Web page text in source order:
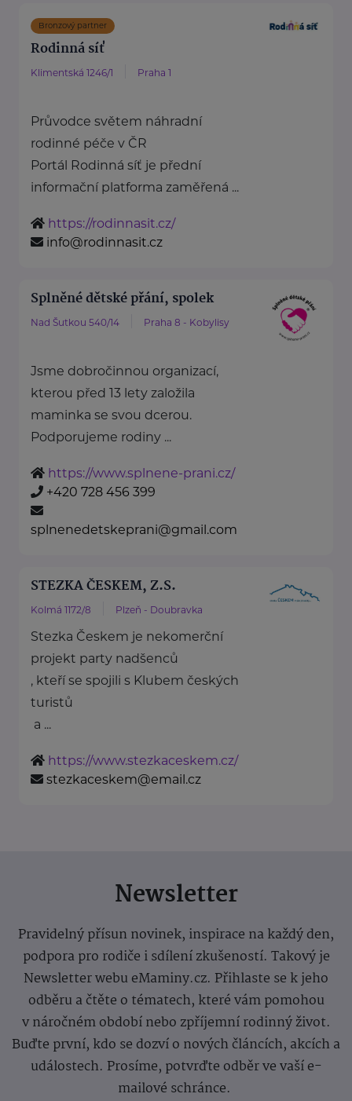
Bronzový partner
Rodinná síť
Klimentská 1246/1 Praha 1
Průvodce světem náhradní
rodinné péče v ČR
Portál Rodinná síť je přední
informační platforma zaměřená ...
https://rodinnasit.cz/
info@rodinnasit.cz
Splněné dětské přání, spolek
Nad Šutkou 540/14 Praha 8 - Kobylisy
Jsme dobročinnou organizací,
kterou před 13 lety založila
maminka se svou dcerou.
Podporujeme rodiny ...
https://www.splnene-prani.cz/
+420 728 456 399
splnenedetskeprani@gmail.com
STEZKA ČESKEM, Z.S.
Kolmá 1172/8 Plzeň - Doubravka
Stezka Českem je nekomerční
projekt party nadšenců
, kteří se spojili s Klubem českých
turistů
a ...
https://www.stezkaceskem.cz/
stezkaceskem@email.cz
Newsletter
Pravidelný přísun novinek, inspirace na každý den,
podpora pro rodiče i sdílení zkušeností. Takový je
Newsletter webu eMaminy.cz. Přihlaste se k jeho
odběru a čtěte o tématech, které vám pomohou
v náročném období nebo zpříjemní rodinný život.
Buďte první, kdo se dozví o nových článcích, akcích a
událostech. Prosíme, potvrďte odběr ve vaší e-
mailové schránce.